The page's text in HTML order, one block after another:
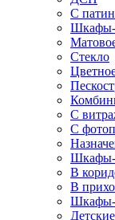
С
Шкафы-
Стекло
С
С
Шкафы-
В
В
Шкафы-
Детские